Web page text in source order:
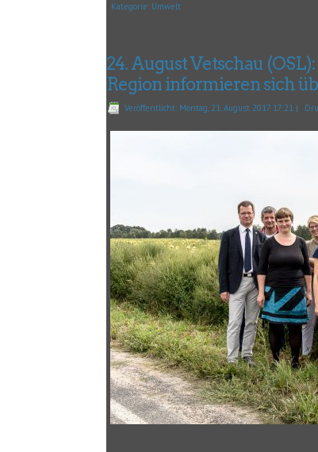
Kategorie: Umwelt
24. August Vetschau
Region informieren sich
Veröffentlicht: Montag, 21. August 2017 17:21 |